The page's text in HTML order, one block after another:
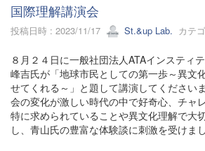
国際理解講演会
投稿日時 : 2023/11/17 St.&up Lab. カテ
８月２４日に一般社団法人ATAインスティ
峰吉氏が「地球市民としての第一歩～異文
せてくれる～」と題して講演してください
会の変化が激しい時代の中で好奇心、チャ
特に求められていることや異文化理解で大
し、青山氏の豊富な体験談に刺激を受けまし